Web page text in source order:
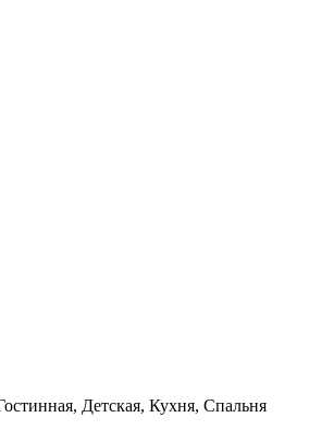
Детская, Кухня, Спальня